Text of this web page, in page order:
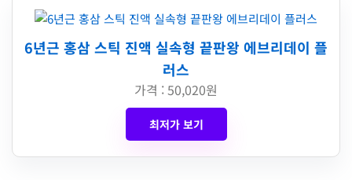
6년근 홍삼 스틱 진액 실속형 끝판왕 에브리데이 플
러스
가격 : 50,020원
최저가 보기